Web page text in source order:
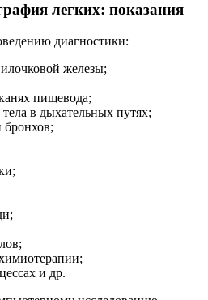
легких: показания
диагностики:
железы;
пищевода;
в дыхательных путях;
и др.